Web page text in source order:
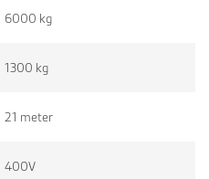
6000 kg
1300 kg
21 meter
400V